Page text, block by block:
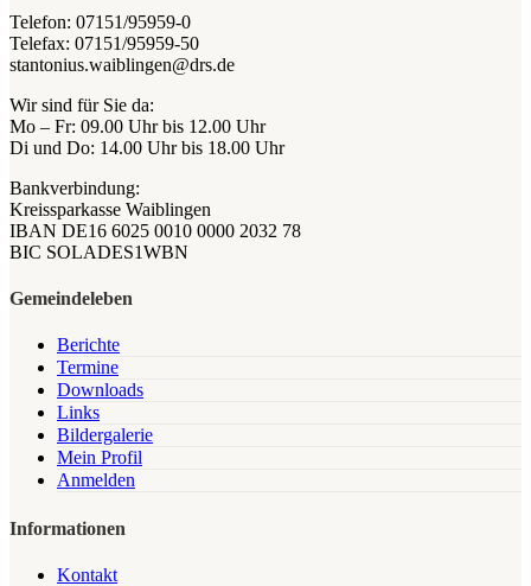
Telefon: 07151/95959-0
Telefax: 07151/95959-50
stantonius.waiblingen@drs.de
Wir sind für Sie da:
Mo – Fr: 09.00 Uhr bis 12.00 Uhr
Di und Do: 14.00 Uhr bis 18.00 Uhr
Bankverbindung:
Kreissparkasse Waiblingen
IBAN DE16 6025 0010 0000 2032 78
BIC SOLADES1WBN
Gemeindeleben
Berichte
Termine
Downloads
Links
Bildergalerie
Mein Profil
Anmelden
Informationen
Kontakt